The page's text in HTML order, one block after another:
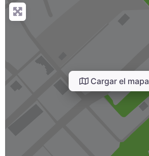
Cargar el mapa